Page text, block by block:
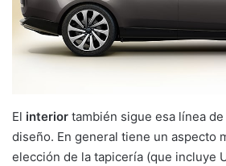
El interior también sigue esa línea
diseño. En general tiene un aspecto
elección de la tapicería (que incluye